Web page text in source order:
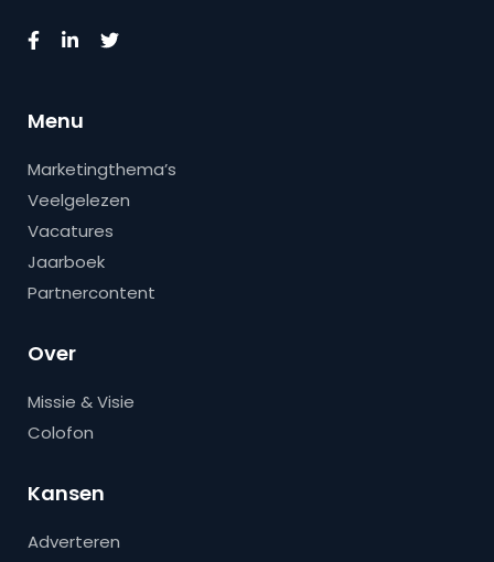
Menu
Marketingthema’s
Veelgelezen
Vacatures
Jaarboek
Partnercontent
Over
Missie & Visie
Colofon
Kansen
Adverteren